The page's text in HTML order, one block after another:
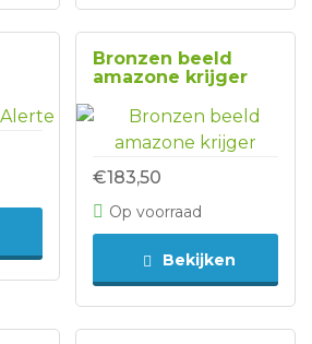
Bronzen beeld
amazone krijger
€183,50
Op voorraad
Bekijken